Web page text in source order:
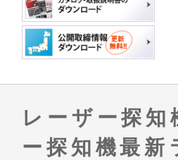
レーザー探
ー探知機最新